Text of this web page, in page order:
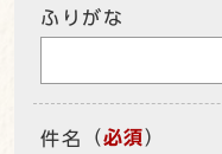
ふりがな
件名 （必須）